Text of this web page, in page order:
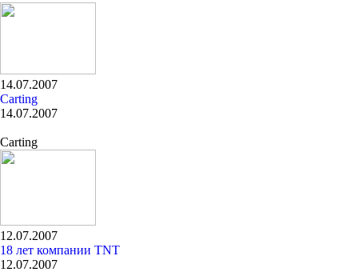
14.07.2007
Carting
14.07.2007
Carting
12.07.2007
18 лет компании TNT
12.07.2007